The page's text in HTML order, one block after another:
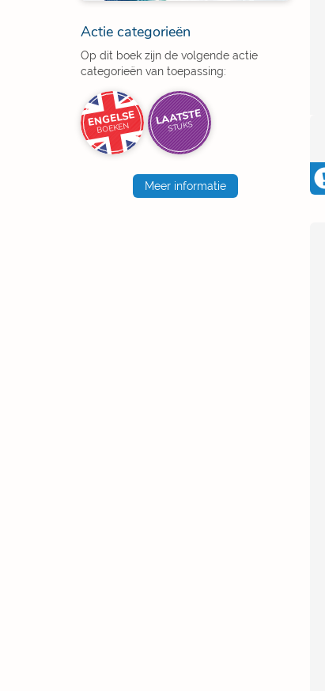
Actie categorieën
Op dit boek zijn de volgende actie
categorieën van toepassing:
ENGELSE
BOEKEN LAATSTE
STUKS
Meer informatie